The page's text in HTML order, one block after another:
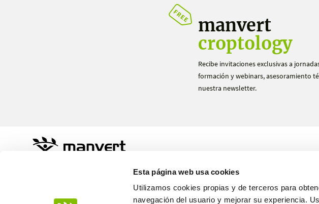
Esta página web usa cookies
Utilizamos cookies propias y de terceros para
navegación del usuario y mejorar su experiencia.
manvert
croptology
Recibe invitaciones exclusivas a
formación y webinars, asesoramiento
nuestra newsletter.
Nosotros